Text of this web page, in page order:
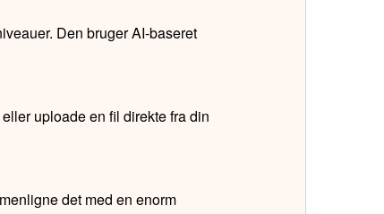
Den bruger AI-baseret
uploade en fil direkte fra din
det med en enorm